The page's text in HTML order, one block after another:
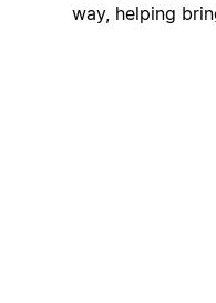
way, helping